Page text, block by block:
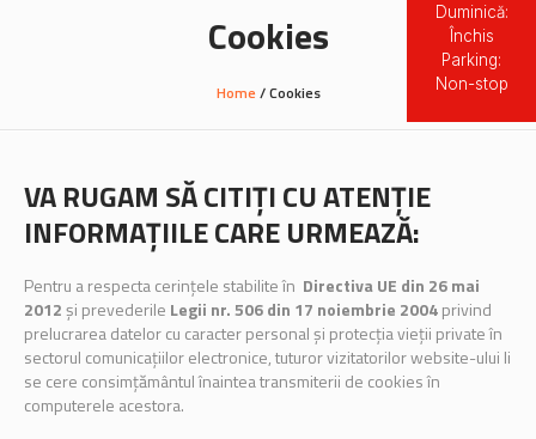
Cookies
Home /Cookies
VA RUGAM SĂ CITIȚI CU ATENȚIE
INFORMAȚIILE CARE URMEAZĂ:
Pentru a respecta cerințele stabilite în Directiva UE din 26 mai
2012și prevederile Legii nr. 506 din 17 noiembrie 2004privind
prelucrarea datelor cu caracter personal şi protecţia vieţii private în
sectorul comunicaţiilor electronice, tuturor vizitatorilor website-ului li
se cere consimțământul înaintea transmiterii de cookies în
computerele acestora.
Duminică:
Închis
Parking:
Non-stop